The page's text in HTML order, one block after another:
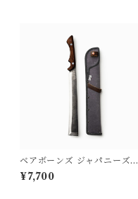
ベアボーンズ ジャパニーズナ
タアックス2.0
¥7,700